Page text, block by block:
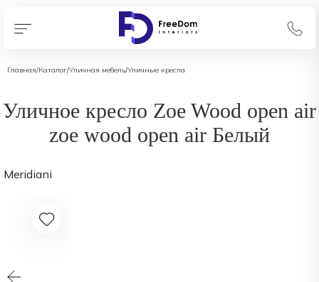
Главная/Каталог/Уличная мебель/Уличные кресла
Уличное кресло Zoe Wood open air
zoe wood open air Белый
Meridiani